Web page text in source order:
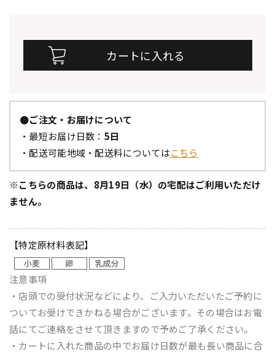
●ご注文・お届けについて
・最短お届け日数： 5日
・配送可能地域・配送料についてはこちら
※こちらの商品は、8月19日（水）の宅配はご利用いただけ
ません。
【特定原材料表記】
注意事項
・店頭での受付状況などにより、ご入力いただいたご予約に
ついてお受けできかねる場合がございます。その場合はお電
話にてご連絡をさせて頂きますので予めご了承ください。
・カートに入れた商品の中でお届け日数が最も長い商品に合